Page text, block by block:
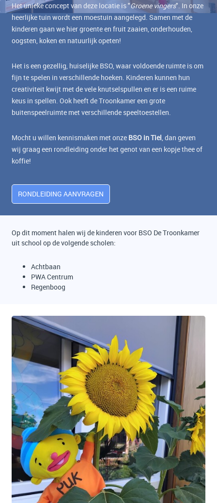
Het unieke concept van deze locatie is "Groene vingers". In onze
heerlijke tuin wordt een moestuin aangelegd. Samen met de
kinderen gaan we hier groente en fruit zaaien, onderhouden,
oogsten, koken en natuurlijk opeten!
Het is een gezellig, huiselijke BSO, waar voldoende ruimte is om
fijn te spelen in verschillende hoeken. Kinderen kunnen hun
creativiteit kwijt met de vele knutselspullen en er is een ruime
keus in spellen. Ook heeft de Troonkamer een grote
buitenspeelruimte met verschillende speeltoestellen.
Mocht u willen kennismaken met onze BSO in Tiel, dan geven
wij graag een rondleiding onder het genot van een kopje thee of
koffie!
RONDLEIDING AANVRAGEN
Op dit moment halen wij de kinderen voor BSO De Troonkamer
uit school op de volgende scholen:
Achtbaan
PWA Centrum
Regenboog